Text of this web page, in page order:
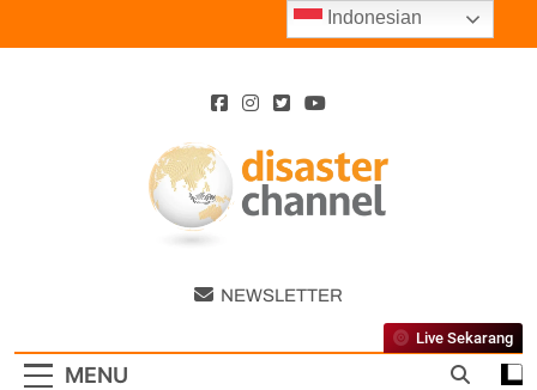
Disaster
Channel
NEWSLETTER
MENU
Live Sekarang
Indonesian